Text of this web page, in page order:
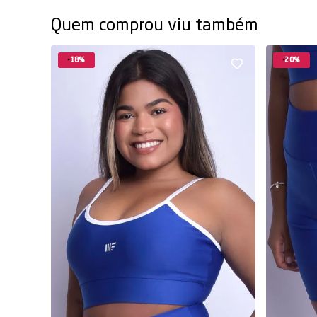
Quem comprou viu também
18% 20%